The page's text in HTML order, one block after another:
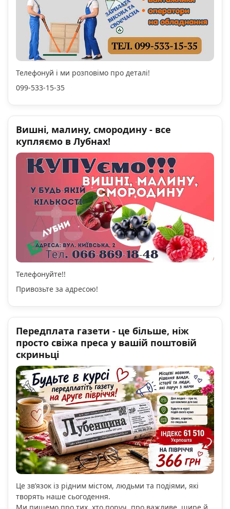
Телефонуй і ми розповімо про деталі!
099-533-15-35
Вишні, малину, смородину - все
купляємо в Лубнах!
Телефонуйте!!
Привозьте за адресою!
Передплата газети - це більше, ніж
просто свіжа преса у вашій поштовій
скриньці
Це зв’язок із рідним містом, людьми та подіями, які
творять наше сьогодення.